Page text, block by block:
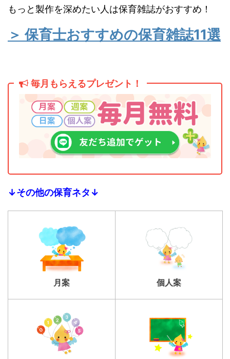
もっと製作を深めたい人は保育雑誌がおすすめ！
＞ 保育士おすすめの保育雑誌11選
毎月もらえるプレゼント！
↓その他の保育ネタ↓
月案 個人案